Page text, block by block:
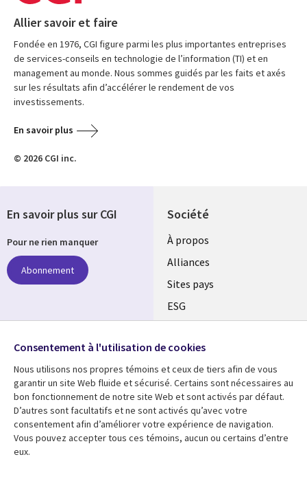
Allier savoir et faire
Fondée en 1976, CGI figure parmi les plus importantes entreprises
de services-conseils en technologie de l’information (TI) et en
management au monde. Nous sommes guidés par les faits et axés
sur les résultats afin d’accélérer le rendement de vos
investissements.
En savoir plus
© 2026 CGI inc.
Société
À propos
Alliances
Sites pays
ESG
Fusions
Salle de presse
Ressources
Articles
Support
En savoir plus sur CGI
Pour ne rien manquer
Abonnement
Suivez-nous
Social
Media
Global
FR
Consentement à l'utilisation de cookies
Nous utilisons nos propres témoins et ceux de tiers afin de vous
garantir un site Web fluide et sécurisé. Certains sont nécessaires au
bon fonctionnement de notre site Web et sont activés par défaut.
D’autres sont facultatifs et ne sont activés qu’avec votre
consentement afin d’améliorer votre expérience de navigation.
Vous pouvez accepter tous ces témoins, aucun ou certains d’entre
eux.